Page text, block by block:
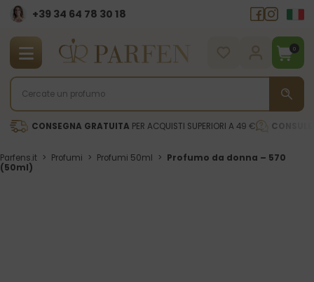
+39 34 64 78 30 18
0
CONSEGNA GRATUITA PER ACQUISTI SUPERIORI A 49 €
Parfens.it > Profumi > Profumi 50ml > Profumo da donna – 570
(50ml)